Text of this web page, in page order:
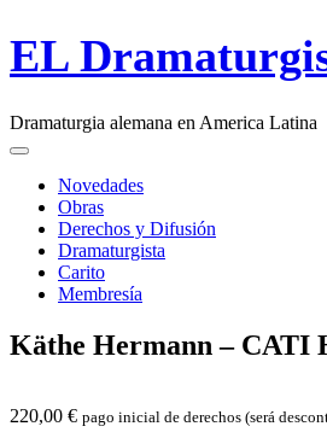
Skip
to
content
EL
Dramaturgia alemana en America Latina
Menu
Novedades
Obras
Derechos y Difusión
Dramaturgista
Carito
Membresía
Käthe Hermann – CATI
220,00 € pago inicial de derechos (será